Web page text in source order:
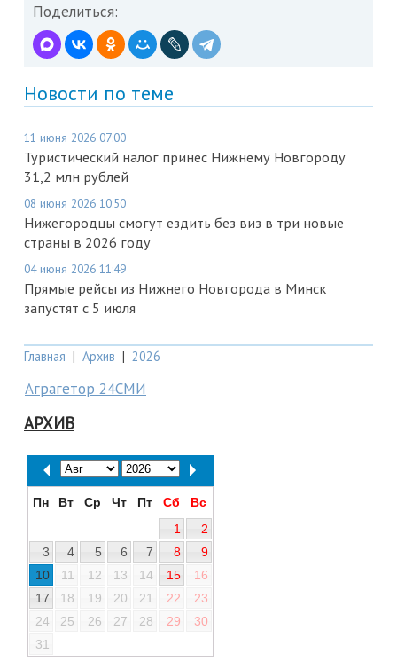
Поделиться:
Новости по теме
11 июня 2026 07:00
Туристический налог принес Нижнему Новгороду
31,2 млн рублей
08 июня 2026 10:50
Нижегородцы смогут ездить без виз в три новые
страны в 2026 году
04 июня 2026 11:49
Прямые рейсы из Нижнего Новгорода в Минск
запустят с 5 июля
Главная | Архив | 2026
Аграгетор 24СМИ
АРХИВ
Пн Вт Ср Чт Пт Сб
Вс
1
2
3
4 5 6 7 8
9
10
11 12 13 14 15
16
17
18 19 20 21 22
23
24
25 26 27 28 29
30
31